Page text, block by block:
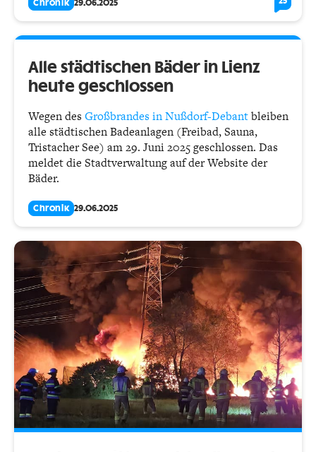
Chronik 29.06.2025
Alle städtischen Bäder in Lienz
heute geschlossen
Wegen des Großbrandes in Nußdorf-Debantbleiben
alle städtischen Badeanlagen (Freibad, Sauna,
Tristacher See) am 29. Juni 2025 geschlossen. Das
meldet die Stadtverwaltung auf der Website der
Bäder.
Chronik 29.06.2025